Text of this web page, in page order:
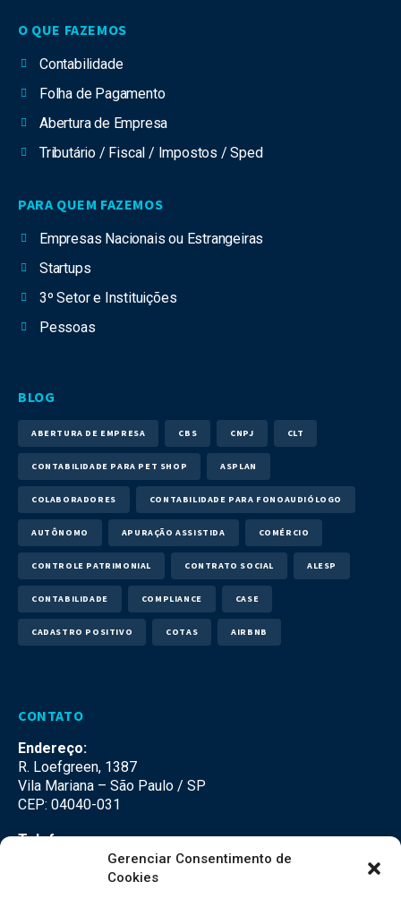
Gerenciar Consentimento de
Cookies
O QUE FAZEMOS
Contabilidade
Folha de Pagamento
Abertura de Empresa
Tributário / Fiscal / Impostos / Sped
PARA QUEM FAZEMOS
Empresas Nacionais ou Estrangeiras
Startups
3º Setor e Instituições
Pessoas
BLOG
ABERTURA DE EMPRESA CBS CNPJ CLT
CONTABILIDADE PARA PET SHOP ASPLAN
COLABORADORES CONTABILIDADE PARA FONOAUDIÓLOGO
AUTÔNOMO APURAÇÃO ASSISTIDA COMÉRCIO
CONTROLE PATRIMONIAL CONTRATO SOCIAL ALESP
CONTABILIDADE COMPLIANCE CASE
CADASTRO POSITIVO COTAS AIRBNB
CONTATO
Endereço:
R. Loefgreen, 1387
Vila Mariana – São Paulo / SP
CEP: 04040-031
Telefone:
(11) 3500-3500